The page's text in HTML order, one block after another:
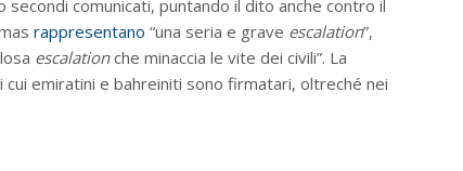
comunicati, puntando il dito anche contro il
rappresentano “una seria e grave escalation”,
escalationche minaccia le vite dei civili”. La
emiratini e bahreiniti sono firmatari, oltreché nei